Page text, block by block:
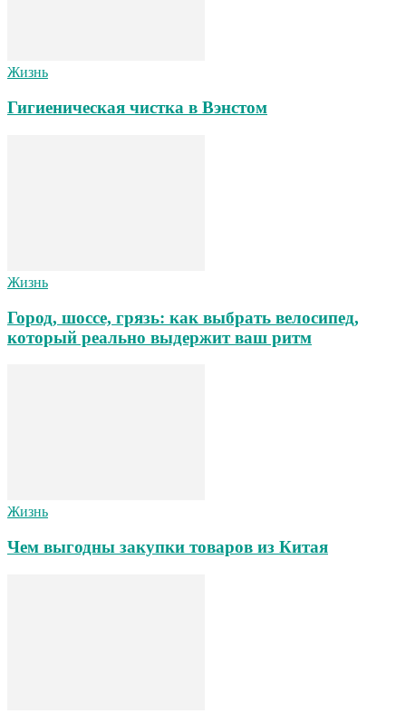
Жизнь
Гигиеническая чистка в Вэнстом
Жизнь
Город, шоссе, грязь: как выбрать велосипед,
который реально выдержит ваш ритм
Жизнь
Чем выгодны закупки товаров из Китая